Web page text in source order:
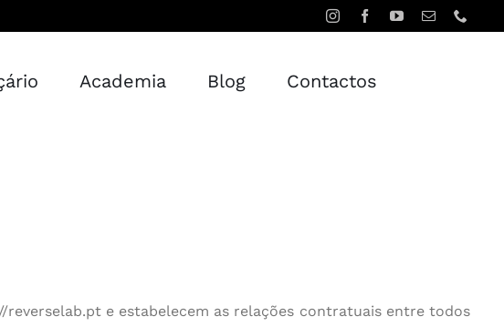
Academia Blog Contactos
e estabelecem as relações contratuais entre todos